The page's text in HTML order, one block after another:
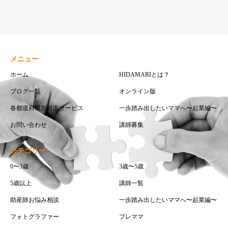
メニュー
ホーム HIDAMARIとは？
ブログ一覧 オンライン版
各都道府県別対面サービス 一歩踏み出したいママへ〜起業編〜
お問い合わせ 講師募集
カテゴリー
0〜3歳 3歳〜5歳
5歳以上 講師一覧
助産師お悩み相談 一歩踏み出したいママへ〜起業編〜
フォトグラファー プレママ